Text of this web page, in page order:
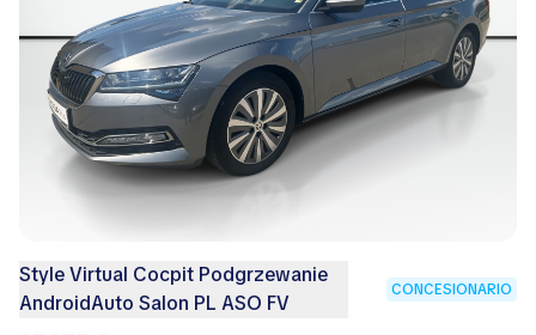
Style Virtual Cocpit Podgrzewanie
AndroidAuto Salon PL ASO FV
CONCESIONARIO